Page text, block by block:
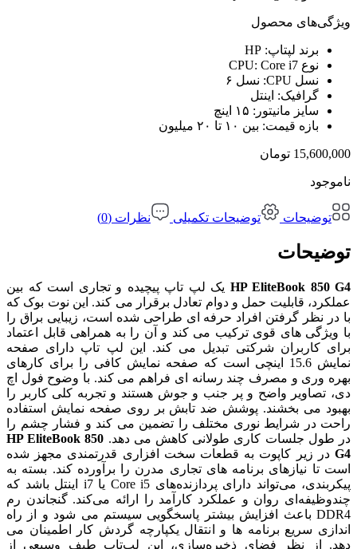
ویژگی‌های محصول
برند لپتاپ: HP
نوع CPU: Core i7
نسل CPU:
نسل ۶
گرافیک: اینتل
سایز مانیتور: ۱۵ اینچ
بازه قیمت: بین ۱۰ تا ۲۰ میلیون
15,600,000 تومان
ناموجود
توضیحات توضیحات تکمیلی نظرات (0)
توضیحات
HP EliteBook 850 G4 یک لپ تاپ پیچیده و تجاری است که بین
عملکرد، قابلیت حمل و دوام تعادل برقرار می کند. این نوت بوک که
با در نظر گرفتن افراد حرفه ای طراحی شده است، زیبایی براق را
با ویژگی های قوی ترکیب می کند و آن را به همراهی قابل اعتماد
برای کاربران شرکتی تبدیل می کند. این لپ تاپ دارای صفحه
نمایش 15.6 اینچی است که صفحه نمایش کافی را برای کارهای
بهره وری و مصرف چند رسانه ای فراهم می کند. با وضوح فول اچ
دی، تصاویر واضح و پر جنب و جوش هستند و تجربه کلی کاربر را
بهبود می بخشند. پوشش ضد تابش بر روی صفحه نمایش استفاده
راحت در شرایط نوری مختلف را تضمین می کند و فشار چشم را
در طول جلسات کاری طولانی کاهش می دهد. HP EliteBook 850
G4 در زیر کاپوت به قطعات سخت افزاری قدرتمندی مجهز شده
است تا نیازهای برنامه های تجاری مدرن را برآورده کند. بسته به
پیکربندی، می‌تواند دارای پردازنده‌های Core i5 یا i7 اینتل باشد که
چندوظیفه‌ای روان و عملکرد کارآمد را ارائه می‌کند. گنجاندن رم
DDR4 باعث افزایش بیشتر پاسخگویی سیستم می شود و از راه
اندازی سریع برنامه ها و انتقال یکپارچه گردش کار اطمینان می
دهد. از نظر فضای ذخیره‌سازی، این لپ‌تاپ طیف وسیعی از